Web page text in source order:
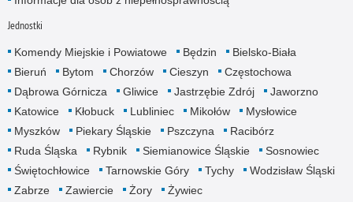
Jednostki
Komendy Miejskie i Powiatowe Będzin
Bielsko-Biała
Bieruń
Bytom Chorzów Cieszyn
Częstochowa
Dąbrowa Górnicza
Gliwice Jastrzębie Zdrój
Jaworzno
Katowice
Kłobuck Lubliniec Mikołów
Mysłowice
Myszków
Piekary Śląskie Pszczyna
Racibórz
Ruda Śląska
Rybnik Siemianowice Śląskie
Sosnowiec
Świętochłowice
Tarnowskie Góry Tychy
Wodzisław Śląski
Zabrze
Zawiercie Żory
Żywiec